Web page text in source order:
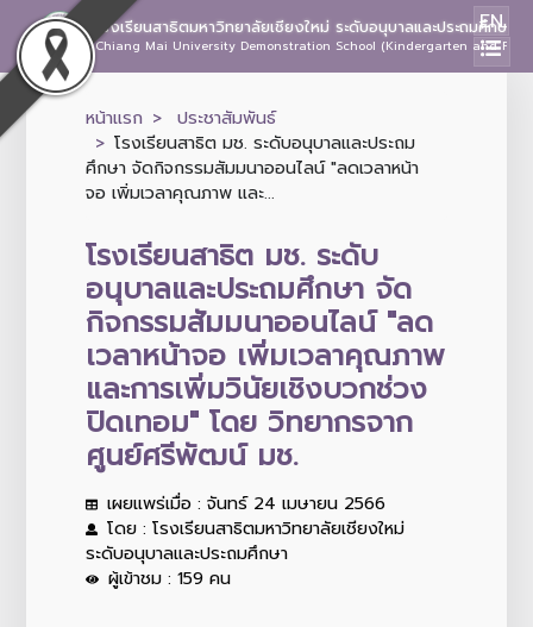
โรงเรียนสาธิตมหาวิทยาลัยเชียงใหม่ ระดับอนุบาลและประถมศึกษา
Chiang Mai University Demonstration School (Kindergarten and
EN
หน้าแรก
ประชาสัมพันธ์
โรงเรียนสาธิต มช. ระดับอนุบาลและประถม
ศึกษา จัดกิจกรรมสัมมนาออนไลน์ "ลดเวลาหน้า
จอ เพิ่มเวลาคุณภาพ และ...
โรงเรียนสาธิต มช. ระดับ
อนุบาลและประถมศึกษา จัด
กิจกรรมสัมมนาออนไลน์ "ลด
เวลาหน้าจอ เพิ่มเวลาคุณภาพ
และการเพิ่มวินัยเชิงบวกช่วง
ปิดเทอม" โดย วิทยากรจาก
ศูนย์ศรีพัฒน์ มช.
เผยแพร่เมื่อ : จันทร์ 24 เมษายน 2566
โดย : โรงเรียนสาธิตมหาวิทยาลัยเชียงใหม่
ระดับอนุบาลและประถมศึกษา
ผู้เข้าชม : 159 คน